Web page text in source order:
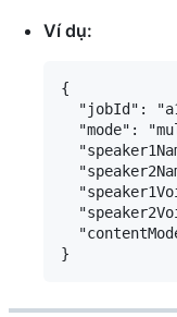
Ví dụ:
{
"jobId":
"mode":